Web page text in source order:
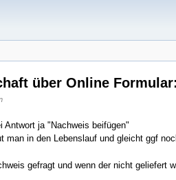
über Online
ja "Nachweis beifügen"
in den Lebenslauf und gleicht ggf
gefragt und wenn der nicht geliefert